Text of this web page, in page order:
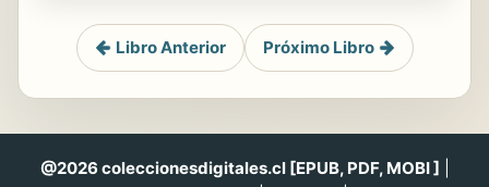
Libro Anterior Próximo Libro
@2026 coleccionesdigitales.cl [EPUB, PDF, MOBI ]